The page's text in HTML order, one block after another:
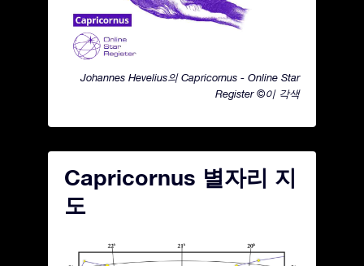
Johannes Hevelius의 Capricornus - Online Star
Register ©이 각색
Capricornus 별자리 지
도